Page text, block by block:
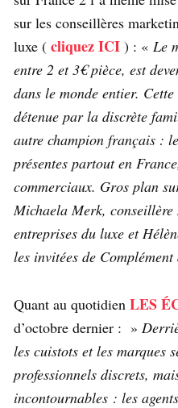
sur les conseillères
luxe ( cliquez ICI ) : « Le
entre 2 et 3€ pièce, est
dans le monde entier.
détenue par la discrète
autre champion français :
présentes partout en
commerciaux. Gros plan
Michaela Merk,
entreprises du luxe et
les invitées de Complément
Quant au quotidien LES
d’octobre dernier : »
les cuistots et les marques
professionnels discrets,
incontournables : les